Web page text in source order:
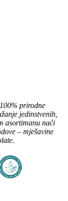
prirodne
jedinstvenih,
asortimanu naći
– mješavine